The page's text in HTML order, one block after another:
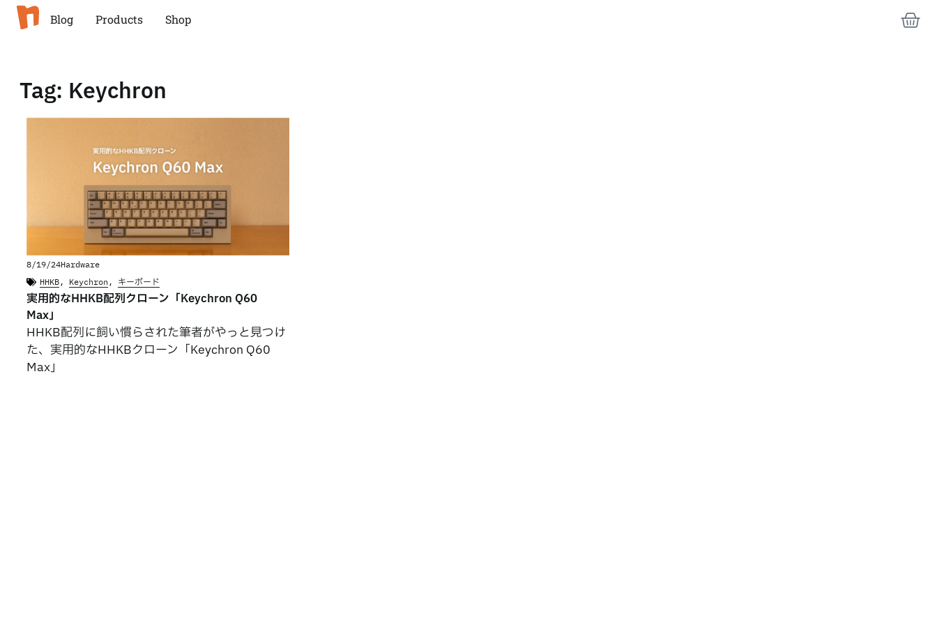
Blog Products Shop
Tag: Keychron
8/19/24Hardware
HHKB, Keychron , キーボード
実用的なHHKB配列クローン「Keychron Q60
Max」
HHKB配列に飼い慣らされた筆者がやっと見つけ
た、実用的なHHKBクローン「Keychron Q60
Max」